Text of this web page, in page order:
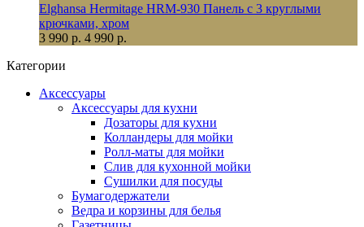
Elghansa Hermitage HRM-930 Панель с 3 круглыми
крючками, хром
3 990 р. 4 990 р.
Категории
Аксессуары
Аксессуары для кухни
Дозаторы для кухни
Колландеры для мойки
Ролл-маты для мойки
Слив для кухонной мойки
Сушилки для посуды
Бумагодержатели
Ведра и корзины для белья